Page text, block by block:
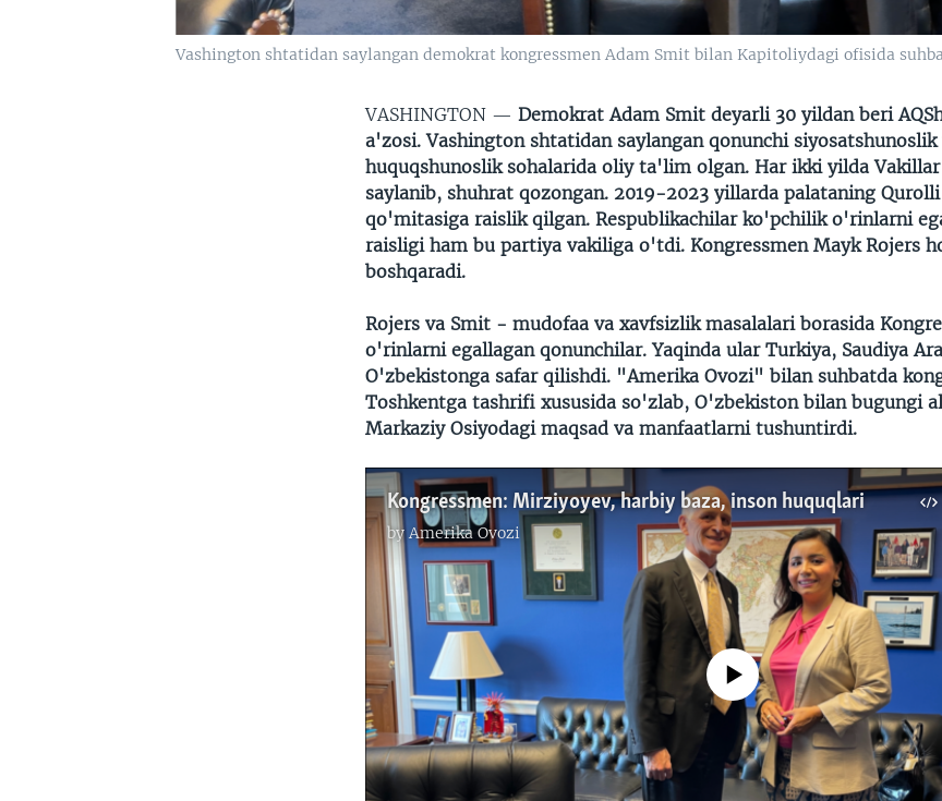
Vashington shtatidan saylangan demokrat kongressmen Adam Smit bilan Kapitoliydagi ofisida
VASHINGTON —Demokrat Adam Smit deyarli 30 yildan beri
a'zosi. Vashington shtatidan saylangan qonunchi siyosatshunoslik
huquqshunoslik sohalarida oliy ta'lim olgan. Har ikki yilda
saylanib, shuhrat qozongan. 2019-2023 yillarda palataning
qo'mitasiga raislik qilgan. Respublikachilar ko'pchilik o'rinlarni
raisligi ham bu partiya vakiliga o'tdi. Kongressmen Mayk Rojers
boshqaradi.
Rojers va Smit - mudofaa va xavfsizlik masalalari borasida
o'rinlarni egallagan qonunchilar. Yaqinda ular Turkiya, Saudiya
O'zbekistonga safar qilishdi. "Amerika Ovozi" bilan suhbatda
Toshkentga tashrifi xususida so'zlab, O'zbekiston bilan bugungi
Markaziy Osiyodagi maqsad va manfaatlarni tushuntirdi.
Kongressmen: Mirziyoyev, harbiy baza, inson huquqlari
byAmerika Ovozi
No media source currently available